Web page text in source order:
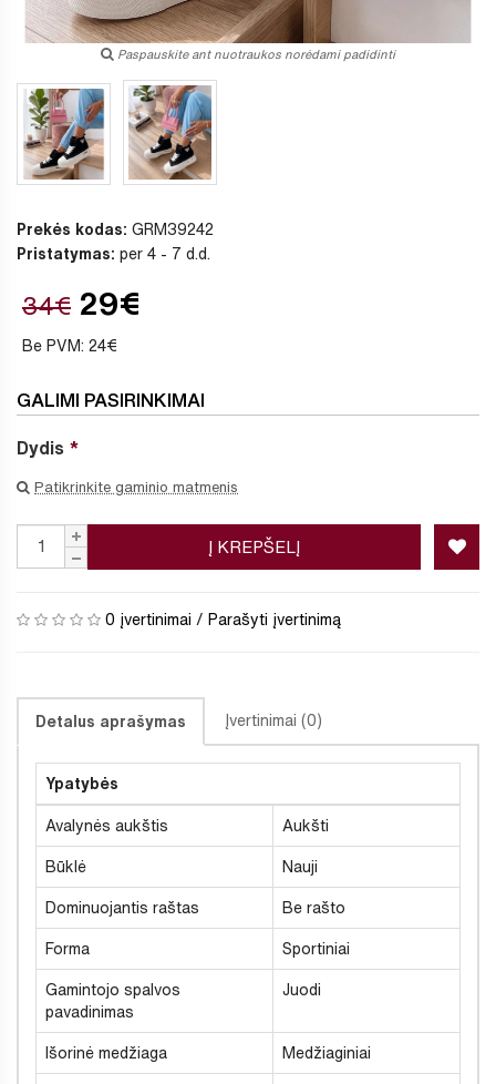
Paspauskite ant nuotraukos norėdami padidinti
Prekės kodas: GRM39242
Pristatymas: per 4 - 7 d.d.
34€ 29€
Be PVM: 24€
GALIMI PASIRINKIMAI
Dydis
Patikrinkite gaminio matmenis
Į KREPŠELĮ
0 įvertinimai / Parašyti įvertinimą
Detalus aprašymas Įvertinimai (0)
Ypatybės
Avalynės aukštis Aukšti
Būklė Nauji
Dominuojantis raštas Be rašto
Forma Sportiniai
Gamintojo spalvos
pavadinimas
Juodi
Išorinė medžiaga Medžiaginiai